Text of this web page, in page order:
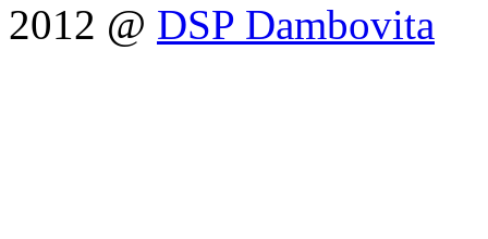
2012 @ DSP Dambovita